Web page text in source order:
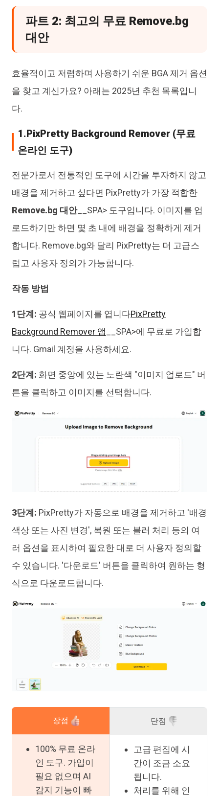
파트 2: 최고의 무료 Remove.bg
대안
효율적이고 저렴하며 사용하기 쉬운 BGA 제거 옵션
을 찾고 계신가요? 아래는 2025년 추천 목록입니
다.
1.PixPretty Background Remover (무료
온라인 도구)
전문가로서 전통적인 도구에 시간을 투자하지 않고
배경을 제거하고 싶다면 PixPretty가 가장 적합한
Remove.bg 대안__SPA> 도구입니다. 이미지를 업
로드하기만 하면 몇 초 내에 배경을 정확하게 제거
합니다. Remove.bg와 달리 PixPretty는 더 고급스
럽고 사용자 정의가 가능합니다.
작동 방법
1단계: 공식 웹페이지를 엽니다PixPretty
Background Remover 앱 __SPA>에 무료로 가입합
니다. Gmail 계정을 사용하세요.
2단계: 화면 중앙에 있는 노란색 "이미지 업로드" 버
튼을 클릭하고 이미지를 선택합니다.
3단계: PixPretty가 자동으로 배경을 제거하고 '배경
색상 또는 사진 변경', 복원 또는 블러 처리 등의 여
러 옵션을 표시하여 필요한 대로 더 사용자 정의할
수 있습니다. '다운로드' 버튼을 클릭하여 원하는 형
식으로 다운로드합니다.
장점
100% 무료 온라
인 도구. 가입이
필요 없으며 AI
감지 기능이 빠
단점
고급 편집에 시
간이 조금 소요
됩니다.
처리를 위해 인